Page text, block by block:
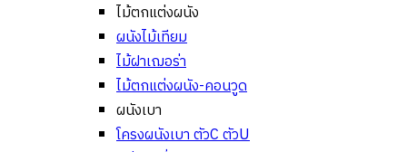
ไม้ตกแต่งผนัง
ผนังไม้เทียม
ไม้ฝาเฌอร่า
ไม้ตกแต่งผนัง-คอนวูด
ผนังเบา
โครงผนังเบา ตัวC ตัวU